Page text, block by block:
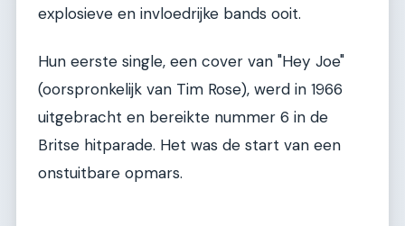
explosieve en invloedrijke bands ooit.
Hun eerste single, een cover van "Hey Joe"
(oorspronkelijk van Tim Rose), werd in 1966
uitgebracht en bereikte nummer 6 in de
Britse hitparade. Het was de start van een
onstuitbare opmars.